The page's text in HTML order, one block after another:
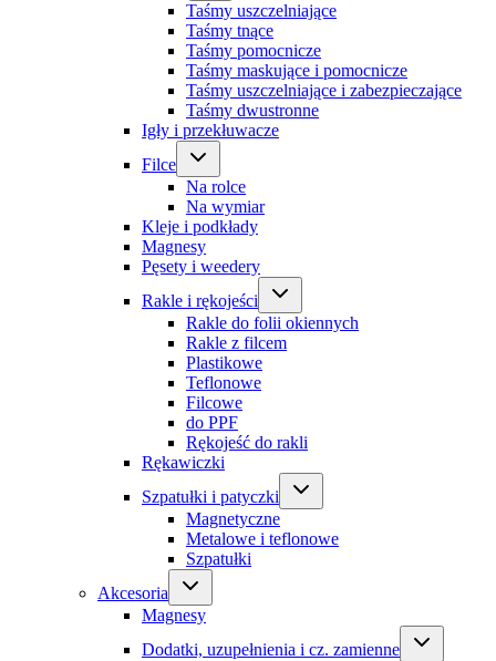
Taśmy uszczelniające
Taśmy tnące
Taśmy pomocnicze
Taśmy maskujące i pomocnicze
Taśmy uszczelniające i zabezpieczające
Taśmy dwustronne
Igły i przekłuwacze
Filce
Na rolce
Na wymiar
Kleje i podkłady
Magnesy
Pęsety i weedery
Rakle i rękojeści
Rakle do folii okiennych
Rakle z filcem
Plastikowe
Teflonowe
Filcowe
do PPF
Rękojeść do rakli
Rękawiczki
Szpatułki i patyczki
Magnetyczne
Metalowe i teflonowe
Szpatułki
Akcesoria
Magnesy
Dodatki, uzupełnienia i cz. zamienne